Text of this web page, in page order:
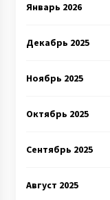
Январь 2026
Декабрь 2025
Ноябрь 2025
Октябрь 2025
Сентябрь 2025
Август 2025